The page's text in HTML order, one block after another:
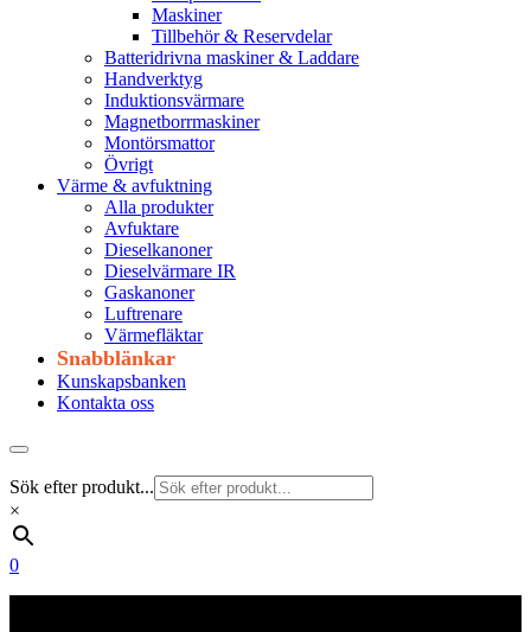
Maskiner
Tillbehör & Reservdelar
Batteridrivna maskiner & Laddare
Handverktyg
Induktionsvärmare
Magnetborrmaskiner
Montörsmattor
Övrigt
Värme & avfuktning
Alla produkter
Avfuktare
Dieselkanoner
Dieselvärmare IR
Gaskanoner
Luftrenare
Värmefläktar
Snabblänkar
Kunskapsbanken
Kontakta oss
Sök efter produkt...
×
0